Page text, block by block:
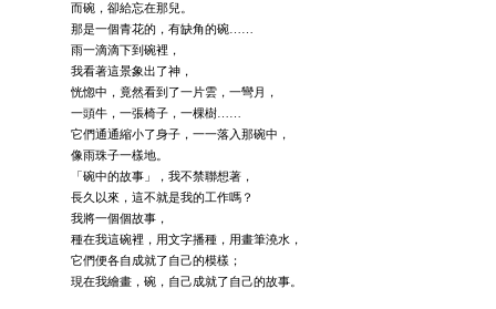
而碗，卻給忘在那兒。
那是一個青花的，有缺角的碗……
雨一滴滴下到碗裡，
我看著這景象出了神，
恍惚中，竟然看到了一片雲，一彎月，
一頭牛，一張椅子，一棵樹……
它們通通縮小了身子，一一落入那碗中，
像雨珠子一樣地。
「碗中的故事」，我不禁聯想著，
長久以來，這不就是我的工作嗎？
我將一個個故事，
種在我這碗裡，用文字播種，用畫筆澆水，
它們便各自成就了自己的模樣；
現在我繪畫，碗，自己成就了自己的故事。